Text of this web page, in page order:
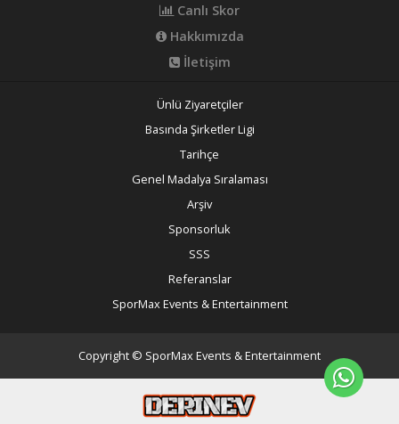
Canlı Skor
Hakkımızda
İletişim
Ünlü Ziyaretçiler
Basında Şirketler Ligi
Tarihçe
Genel Madalya Sıralaması
Arşiv
Sponsorluk
SSS
Referanslar
SporMax Events & Entertainment
Copyright © SporMax Events & Entertainment